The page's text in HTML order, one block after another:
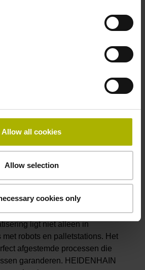
Allow all cookies
Allow selection
cookies only
meer procesveiligheid in
ligt niet alleen in
robots en palletstations. Het
afgestemde processen die
garanderen. HEIDENHAIN